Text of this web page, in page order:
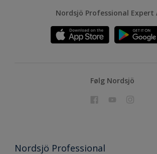
Nordsjö Professional Expert
Følg Nordsjö
Nordsjö Professional